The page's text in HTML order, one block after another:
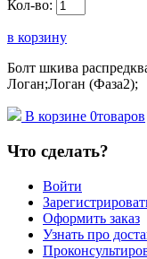
Кол-во:
в корзину
Болт шкива
Логан;Логан (Фаза2);
В корзине 0товаров
Что сделать?
Войти
Оформить заказ
Узнать про